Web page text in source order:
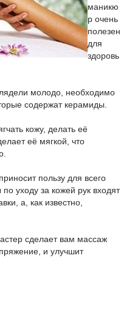
маникю
р очень
полезен
для
здоровь
молодо, необходимо
содержат керамиды.
кожу, делать её
её мягкой, что
пользу для всего
уходу за кожей рук входят
а, как известно,
сделает вам массаж
и улучшит